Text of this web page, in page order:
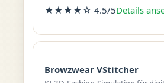
★★★★☆ 4.5/5Details
Browzwear VStitcher